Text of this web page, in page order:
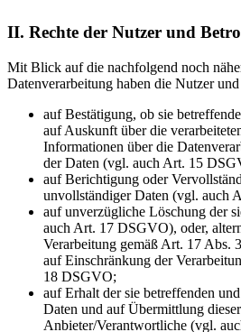
II. Rechte der Nutzer und
Mit Blick auf die nachfolgend noch
Datenverarbeitung haben die Nutzer
auf Bestätigung, ob sie
auf Auskunft über die
Informationen über die
der Daten (vgl. auch Art. 15
auf Berichtigung oder
unvollständiger Daten (vgl. auch
auf unverzügliche Löschung der
auch Art. 17 DSGVO), oder,
Verarbeitung gemäß Art. 17 Abs.
auf Einschränkung der
18 DSGVO;
auf Erhalt der sie betreffenden
Daten und auf Übermittlung
Anbieter/Verantwortliche (vgl.